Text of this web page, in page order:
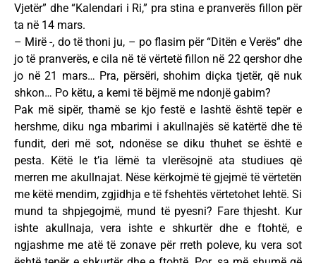
Vjetër” dhe “Kalendari i Ri,” pra stina e pranverës fillon për
ta në 14 mars.
– Mirë -, do të thoni ju, – po flasim për “Ditën e Verës” dhe
jo të pranverës, e cila në të vërtetë fillon në 22 qershor dhe
jo në 21 mars… Pra, përsëri, shohim diçka tjetër, që nuk
shkon… Po këtu, a kemi të bëjmë me ndonjë gabim?
Pak më sipër, thamë se kjo festë e lashtë është tepër e
hershme, diku nga mbarimi i akullnajës së katërtë dhe të
fundit, deri më sot, ndonëse se diku thuhet se është e
pesta. Këtë le t’ia lëmë ta vlerësojnë ata studiues që
merren me akullnajat. Nëse kërkojmë të gjejmë të vërtetën
me këtë mendim, zgjidhja e të fshehtës vërtetohet lehtë. Si
mund ta shpjegojmë, mund të pyesni? Fare thjesht. Kur
ishte akullnaja, vera ishte e shkurtër dhe e ftohtë, e
ngjashme me atë të zonave për rreth poleve, ku vera sot